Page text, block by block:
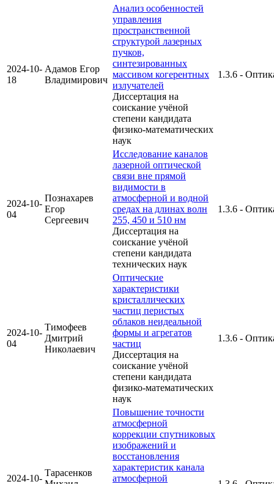
2024-10-
18
Адамов Егор
Владимирович
Анализ особенностей
управления
пространственной
структурой лазерных
пучков,
синтезированных
массивом когерентных
излучателей
Диссертация на
соискание учёной
степени кандидата
физико-математических
наук
1.3.6 -
2024-10-
04
Познахарев
Егор
Сергеевич
Исследование каналов
лазерной оптической
связи вне прямой
видимости в
атмосферной и водной
средах на длинах волн
255, 450 и 510 нм
Диссертация на
соискание учёной
степени кандидата
технических наук
1.3.6 -
2024-10-
04
Тимофеев
Дмитрий
Николаевич
Оптические
характеристики
кристаллических
частиц перистых
облаков неидеальной
формы и агрегатов
частиц
Диссертация на
соискание учёной
степени кандидата
физико-математических
наук
1.3.6 -
2024-10-
Тарасенков
Повышение точности
атмосферной
коррекции спутниковых
изображений и
восстановления
характеристик канала
атмосферной